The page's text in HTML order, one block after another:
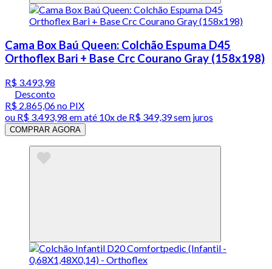
Cama Box Baú Queen: Colchão Espuma D45
Orthoflex Bari + Base Crc Courano Gray (158x198)
R$ 3.493,98
Desconto
R$ 2.865,06no PIX
ou R$ 3.493,98 em até 10x de R$ 349,39 sem juros
COMPRAR AGORA